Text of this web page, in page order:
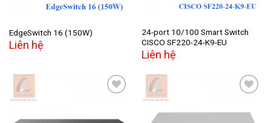
EdgeSwitch 16 (150W)
Liên hệ
24-port 10/100 Smart Switch
CISCO SF220-24-K9-EU
Liên hệ